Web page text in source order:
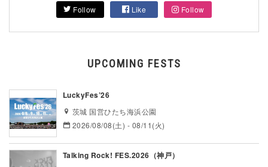
Follow Like Follow
UPCOMING FESTS
LuckyFes’26
茨城 国営ひたち海浜公園
2026/08/08(土) - 08/11(火)
Talking Rock! FES.2026（神戸）